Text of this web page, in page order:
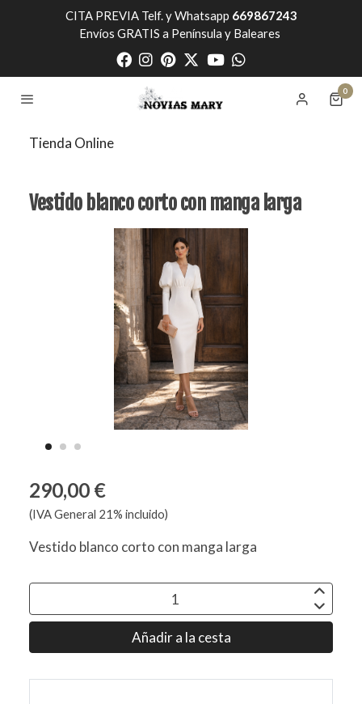
CITA PREVIA Telf. y Whatsapp 669867243
Envíos GRATIS a Península y Baleares
0
Tienda Online
Vestido blanco corto con manga larga
290,00 €
(IVA General 21% incluido)
Vestido blanco corto con manga larga
Añadir a la cesta